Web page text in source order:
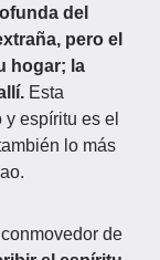
del
pero el
hogar; la
Esta
espíritu es el
lo más
de